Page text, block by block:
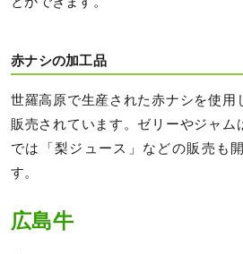
赤ナシの加工品
世羅高原で生産された赤ナシを使用
販売されています。ゼリーやジャム
では「梨ジュース」などの販売も
す。
広島牛